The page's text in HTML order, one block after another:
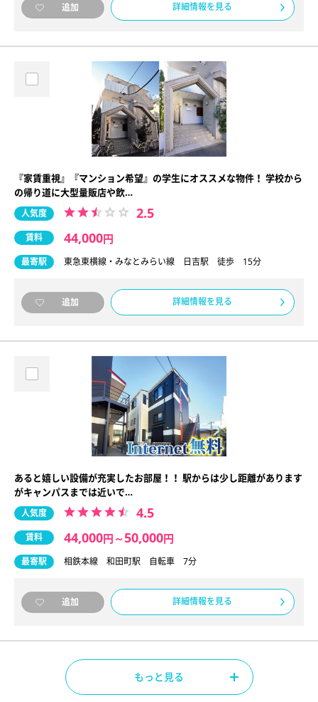
追加 詳細情報を見る
『家賃重視』『マンション希望』の学生にオススメな物件！ 学校から
の帰り道に大型量販店や飲…
人気度 2.5
賃料 44,000円
最寄駅 東急東横線・みなとみらい線 日吉駅 徒歩 15分
追加 詳細情報を見る
あると嬉しい設備が充実したお部屋！！ 駅からは少し距離があります
がキャンパスまでは近いで…
人気度 4.5
賃料 44,000円 ～50,000円
最寄駅 相鉄本線 和田町駅 自転車 7分
追加 詳細情報を見る
もっと見る